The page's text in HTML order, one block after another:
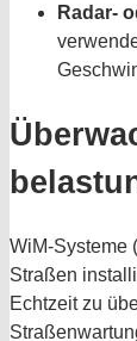
Radar-
WiM-Systeme
Straßen
Echtzeit zu